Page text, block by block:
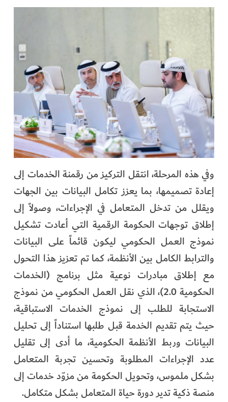
وفي هذه المرحلة، انتقل التركيز من رقمنة الخدمات إلى
إعادة تصميمها، بما يعزز تكامل البيانات بين الجهات
ويقلل من تدخل المتعامل في الإجراءات، وصولاً إلى
إطلاق توجهات الحكومة الرقمية التي أعادت تشكيل
نموذج العمل الحكومي ليكون قائماً على البيانات
والترابط الكامل بين الأنظمة، كما تم تعزيز هذا التحول
مع إطلاق مبادرات نوعية مثل برنامج (الخدمات
الحكومية 2.0)، الذي نقل العمل الحكومي من نموذج
الاستجابة للطلب إلى نموذج الخدمات الاستباقية،
حيث يتم تقديم الخدمة قبل طلبها استناداً إلى تحليل
البيانات وربط الأنظمة الحكومية، ما أدى إلى تقليل
عدد الإجراءات المطلوبة وتحسين تجربة المتعامل
بشكل ملموس، وتحويل الحكومة من مزوّد خدمات إلى
منصة ذكية تدير دورة حياة المتعامل بشكل متكامل.